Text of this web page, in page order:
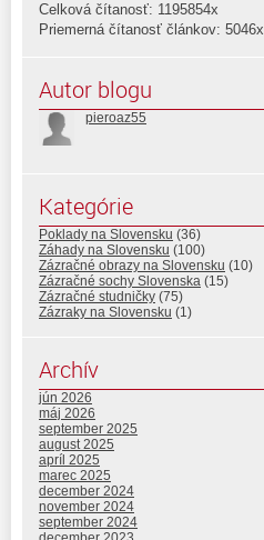
Celková čítanosť: 1195854x
Priemerná čítanosť článkov: 5046x
Autor blogu
pieroaz55
Kategórie
Poklady na Slovensku (36)
Záhady na Slovensku (100)
Zázračné obrazy na Slovensku (10)
Zázračné sochy Slovenska (15)
Zázračné studničky (75)
Zázraky na Slovensku (1)
Archív
jún 2026
máj 2026
september 2025
august 2025
apríl 2025
marec 2025
december 2024
november 2024
september 2024